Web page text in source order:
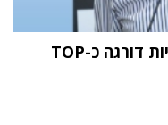
מחקר STKI השנתי: וואן טכנולוגיות דורגה כ-TOP